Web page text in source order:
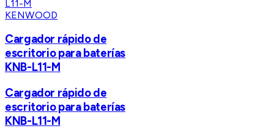
KENWOOD
Cargador rápido de
escritorio para baterías
KNB-L11-M
Cargador rápido de
escritorio para baterías
KNB-L11-M